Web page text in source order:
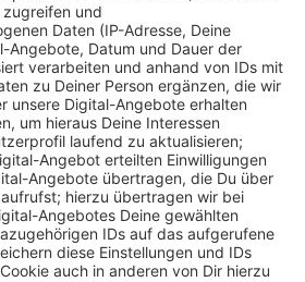
mitfahren. Ab 12 Uhr gibt es
auf dem Johannes-Rau-
und OB
gibt es dort ein
mit Live-Musik und einem
Themen für den DGB sind in
mehr Freizeit, mehr
die anstehende Europawahl.
so eine Sprecherin im Vorfeld